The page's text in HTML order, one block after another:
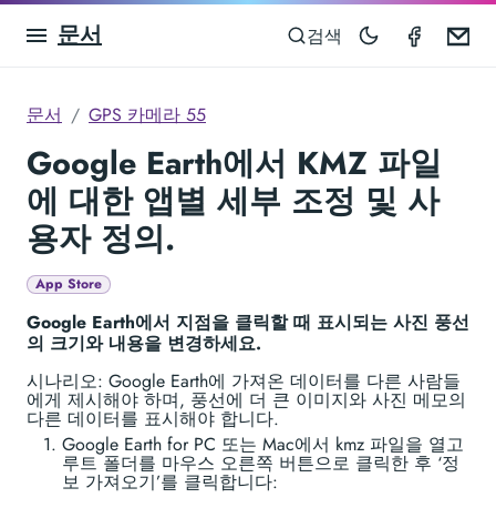
문서 검색 GPS
문서 GPS 카메라 55
Google Earth에서 KMZ 파일
에 대한 앱별 세부 조정 및 사
용자 정의.
App Store
Google Earth에서 지점을 클릭할 때 표시되는 사진 풍선
의 크기와 내용을 변경하세요.
시나리오: Google Earth에 가져온 데이터를 다른 사람들
에게 제시해야 하며, 풍선에 더 큰 이미지와 사진 메모의
다른 데이터를 표시해야 합니다.
Google Earth for PC 또는 Mac에서 kmz 파일을 열고
루트 폴더를 마우스 오른쪽 버튼으로 클릭한 후 ‘정
보 가져오기’를 클릭합니다: